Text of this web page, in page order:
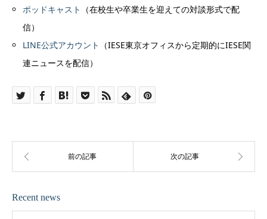
ポッドキャスト
（在校生や卒業生を迎えての対談形式で配
信）
LINE公式アカウント
（IESE東京オフィスから定期的にIESE関
連ニュースを配信）
Recent news